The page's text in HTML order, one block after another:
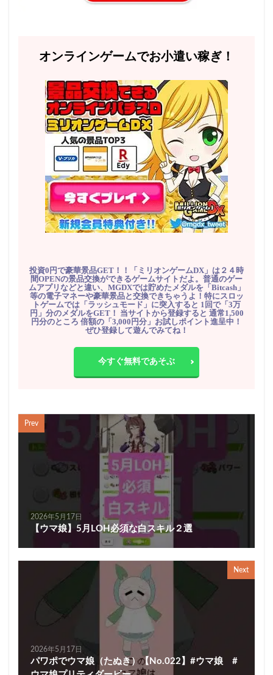
オンラインゲームでお小遣い稼ぎ！
投資0円で豪華景品GET！！「ミリオンゲームDX」は２４時
間OPENの景品交換ができるゲームサイトだよ。普通のゲー
ムアプリなどと違い、MGDXでは貯めたメダルを「Bitcash」
等の電子マネーや豪華景品と交換できちゃうよ！特にスロッ
トゲームでは「ラッシュモード」に突入すると 1回で「3万
円」分のメダルをGET！ 当サイトから登録すると 通常1,500
円分のところ 倍額の「3,000円分」お試しポイント進呈中！
ぜひ登録して遊んでみてね！
今すぐ無料であそぶ
Prev
2026年5月17日
【ウマ娘】5月LOH必須な白スキル２選
Next
2026年5月17日
パワポでウマ娘（たぬき）【No.022】#ウマ娘 #